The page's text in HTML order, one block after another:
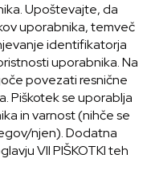
Upoštevajte, da
uporabnika, temveč
identifikatorja
uporabnika. Na
povezati resnične
Piškotek se uporablja
in varnost (nihče se
njen). Dodatna
VII PIŠKOTKI teh